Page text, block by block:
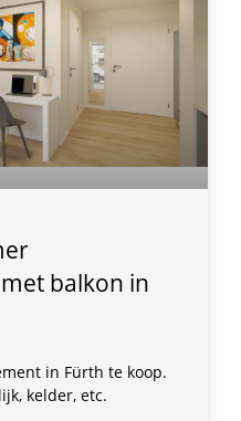
balkon in
in Fürth te koop.
kelder, etc.